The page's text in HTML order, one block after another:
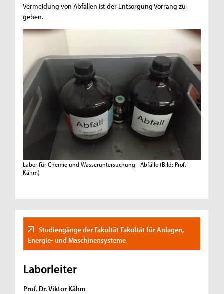
Vermeidung von Abfällen ist der Entsorgung Vorrang zu
geben.
Labor für Chemie und Wasseruntersuchung - Abfälle(Bild: Prof.
Kähm)
Studiengänge der Fakultät Fakultät für Anlagen,
Energie- und Maschinensysteme
Laborleiter
Prof. Dr. Viktor Kähm